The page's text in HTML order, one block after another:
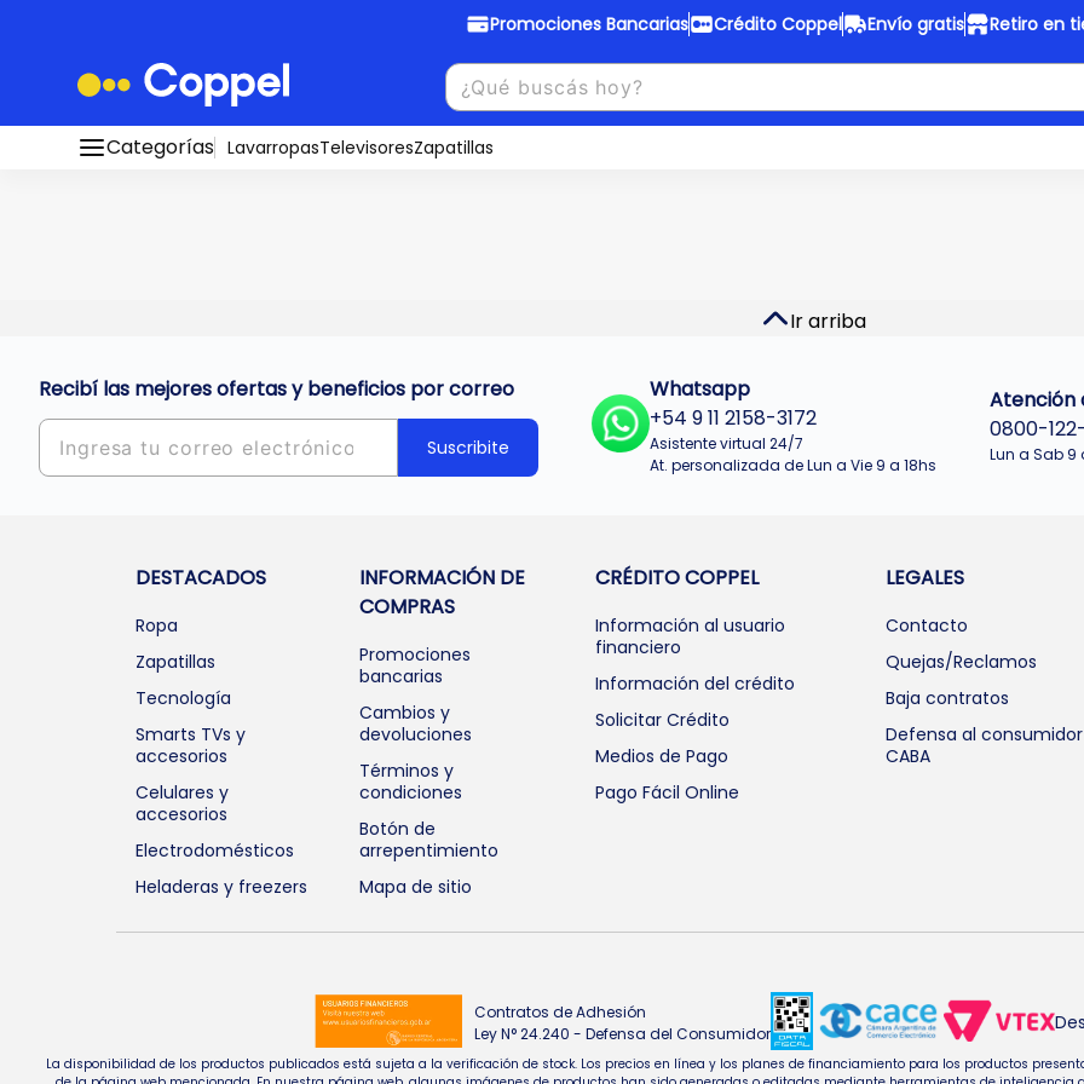
Promociones Bancarias Crédito Coppel Envío gratis Retiro en
Promociones Bancarias
Conocé todos nuestros medios de pago
Crédito Coppel
Hasta
Envío gratis
Categorías LavarropasTelevisoresZapatillas
Ir arriba
Recibí las mejores ofertas y beneficios por correo
Suscribite
Whatsapp
+54 9 11 2158-3172
Asistente virtual 24/7
At. personalizada de Lun a Vie 9 a 18hs
Atención
0800-
Lun a Sab 9
DESTACADOS
Ropa
Zapatillas
Tecnología
Smarts TVs y
accesorios
Celulares y
accesorios
Electrodomésticos
Heladeras y freezers
INFORMACIÓN DE
COMPRAS
Promociones
bancarias
Cambios y
devoluciones
Términos y
condiciones
Botón de
arrepentimiento
Mapa de sitio
CRÉDITO COPPEL
Información al usuario
financiero
Información del crédito
Solicitar Crédito
Medios de Pago
Pago Fácil Online
LEGALES
Contacto
Quejas/Reclamos
Baja contratos
Defensa al consumidor
CABA
Contratos de Adhesión
Ley N° 24.240 - Defensa del Consumidor
La disponibilidad de los productos publicados está sujeta a la verificación de stock. Los precios en línea y los planes de financiamiento para los productos